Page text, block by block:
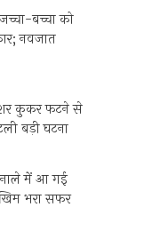
बच्चा को
नवजात
कुकर फटने से
बड़ी घटना
नाले में आ गई
भरा सफर